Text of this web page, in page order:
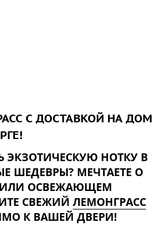
С ДОСТАВКОЙ НА ДОМ
ЭКЗОТИЧЕСКУЮ НОТКУ В
ШЕДЕВРЫ? МЕЧТАЕТЕ О
ОСВЕЖАЮЩЕМ
СВЕЖИЙ ЛЕМОНГРАСС
К ВАШЕЙ ДВЕРИ!